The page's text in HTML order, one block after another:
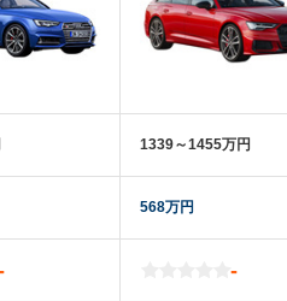
1339～1455万円
568万円
-